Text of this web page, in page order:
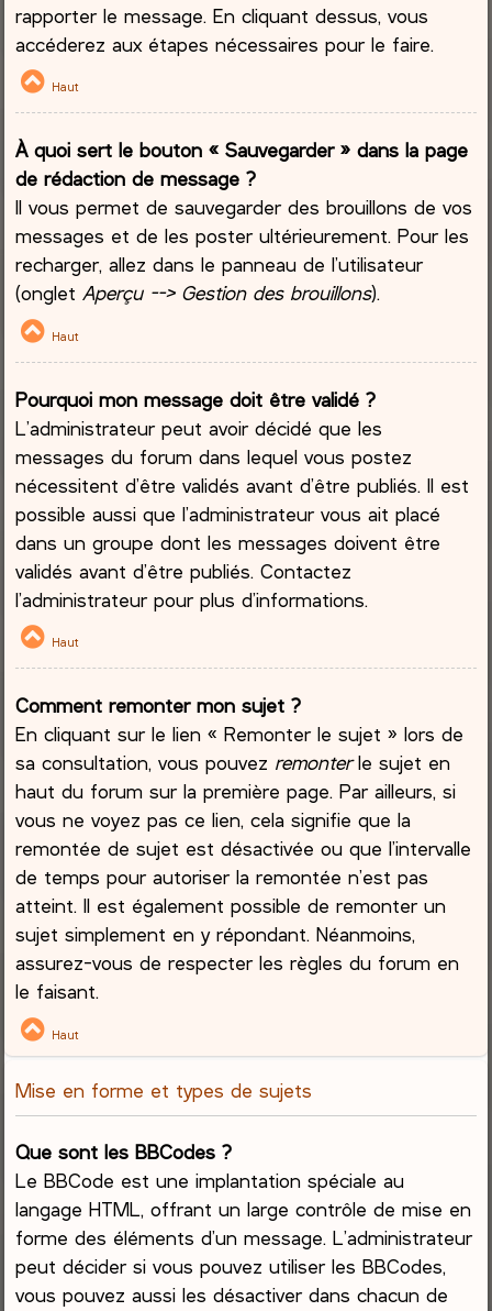
rapporter le message. En cliquant dessus, vous
accéderez aux étapes nécessaires pour le faire.
Haut
À quoi sert le bouton « Sauvegarder » dans la page
de rédaction de message ?
Il vous permet de sauvegarder des brouillons de vos
messages et de les poster ultérieurement. Pour les
recharger, allez dans le panneau de l’utilisateur
(ongletAperçu --> Gestion des brouillons).
Haut
Pourquoi mon message doit être validé ?
L’administrateur peut avoir décidé que les
messages du forum dans lequel vous postez
nécessitent d’être validés avant d’être publiés. Il est
possible aussi que l’administrateur vous ait placé
dans un groupe dont les messages doivent être
validés avant d’être publiés. Contactez
l’administrateur pour plus d’informations.
Haut
Comment remonter mon sujet ?
En cliquant sur le lien « Remonter le sujet » lors de
sa consultation, vous pouvez remonterle sujet en
haut du forum sur la première page. Par ailleurs, si
vous ne voyez pas ce lien, cela signifie que la
remontée de sujet est désactivée ou que l’intervalle
de temps pour autoriser la remontée n’est pas
atteint. Il est également possible de remonter un
sujet simplement en y répondant. Néanmoins,
assurez-vous de respecter les règles du forum en
le faisant.
Haut
Mise en forme et types de sujets
Que sont les BBCodes ?
Le BBCode est une implantation spéciale au
langage HTML, offrant un large contrôle de mise en
forme des éléments d’un message. L’administrateur
peut décider si vous pouvez utiliser les BBCodes,
vous pouvez aussi les désactiver dans chacun de